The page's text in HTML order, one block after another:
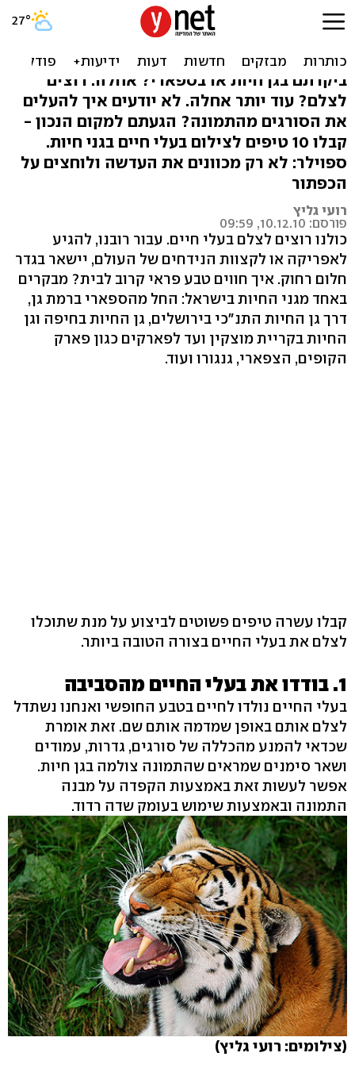
נמרים וזברות בעדשה - כך
תצלמו בגני חיות
ביקרתם בגן חיות או בספארי? אחלה. רוצים
לצלם? עוד יותר אחלה. לא יודעים איך להעלים
את הסורגים מהתמונה? הגעתם למקום הנכון -
קבלו 10 טיפים לצילום בעלי חיים בגני חיות.
ספוילר: לא רק מכוונים את העדשה ולוחצים על
הכפתור
רועי גליץ
פורסם: 10.12.10, 09:59
כולנו רוצים לצלם בעלי חיים. עבור רובנו, להגיע
לאפריקה או לקצוות הנידחים של העולם, יישאר בגדר
חלום רחוק. איך חווים טבע פראי קרוב לבית? מבקרים
באחד מגני החיות בישראל: החל מהספארי ברמת גן,
דרך גן החיות התנ"כי בירושלים, גן החיות בחיפה וגן
החיות בקריית מוצקין ועד לפארקים כגון פארק
הקופים, הצפארי, גנגורו ועוד.
קבלו עשרה טיפים פשוטים לביצוע על מנת שתוכלו
לצלם את בעלי החיים בצורה הטובה ביותר.
1. בודדו את בעלי החיים מהסביבה
בעלי החיים נולדו לחיים בטבע החופשי ואנחנו נשתדל
לצלם אותם באופן שמדמה אותם שם. זאת אומרת
שכדאי להמנע מהכללה של סורגים, גדרות, עמודים
ושאר סימנים שמראים שהתמונה צולמה בגן חיות.
אפשר לעשות זאת באמצעות הקפדה על מבנה
התמונה ובאמצעות שימוש בעומק שדה רדוד.
(צילומים: רועי גליץ)